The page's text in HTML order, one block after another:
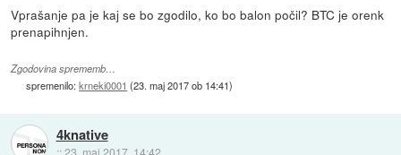
Vprašanje pa je kaj se bo zgodilo, ko bo balon počil? BTC je orenk
prenapihnjen.
Zgodovina sprememb…
spremenilo:krneki0001 (23. maj 2017 ob 14:41)
4knative
::23. maj 2017, 14:42